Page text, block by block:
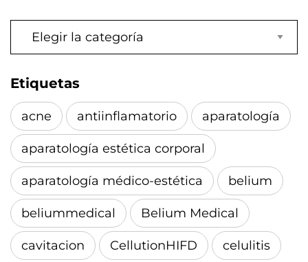
Categorías
Etiquetas
acne antiinflamatorio aparatología
aparatología estética corporal
aparatología médico-estética belium
beliummedical Belium Medical
cavitacion CellutionHIFD celulitis